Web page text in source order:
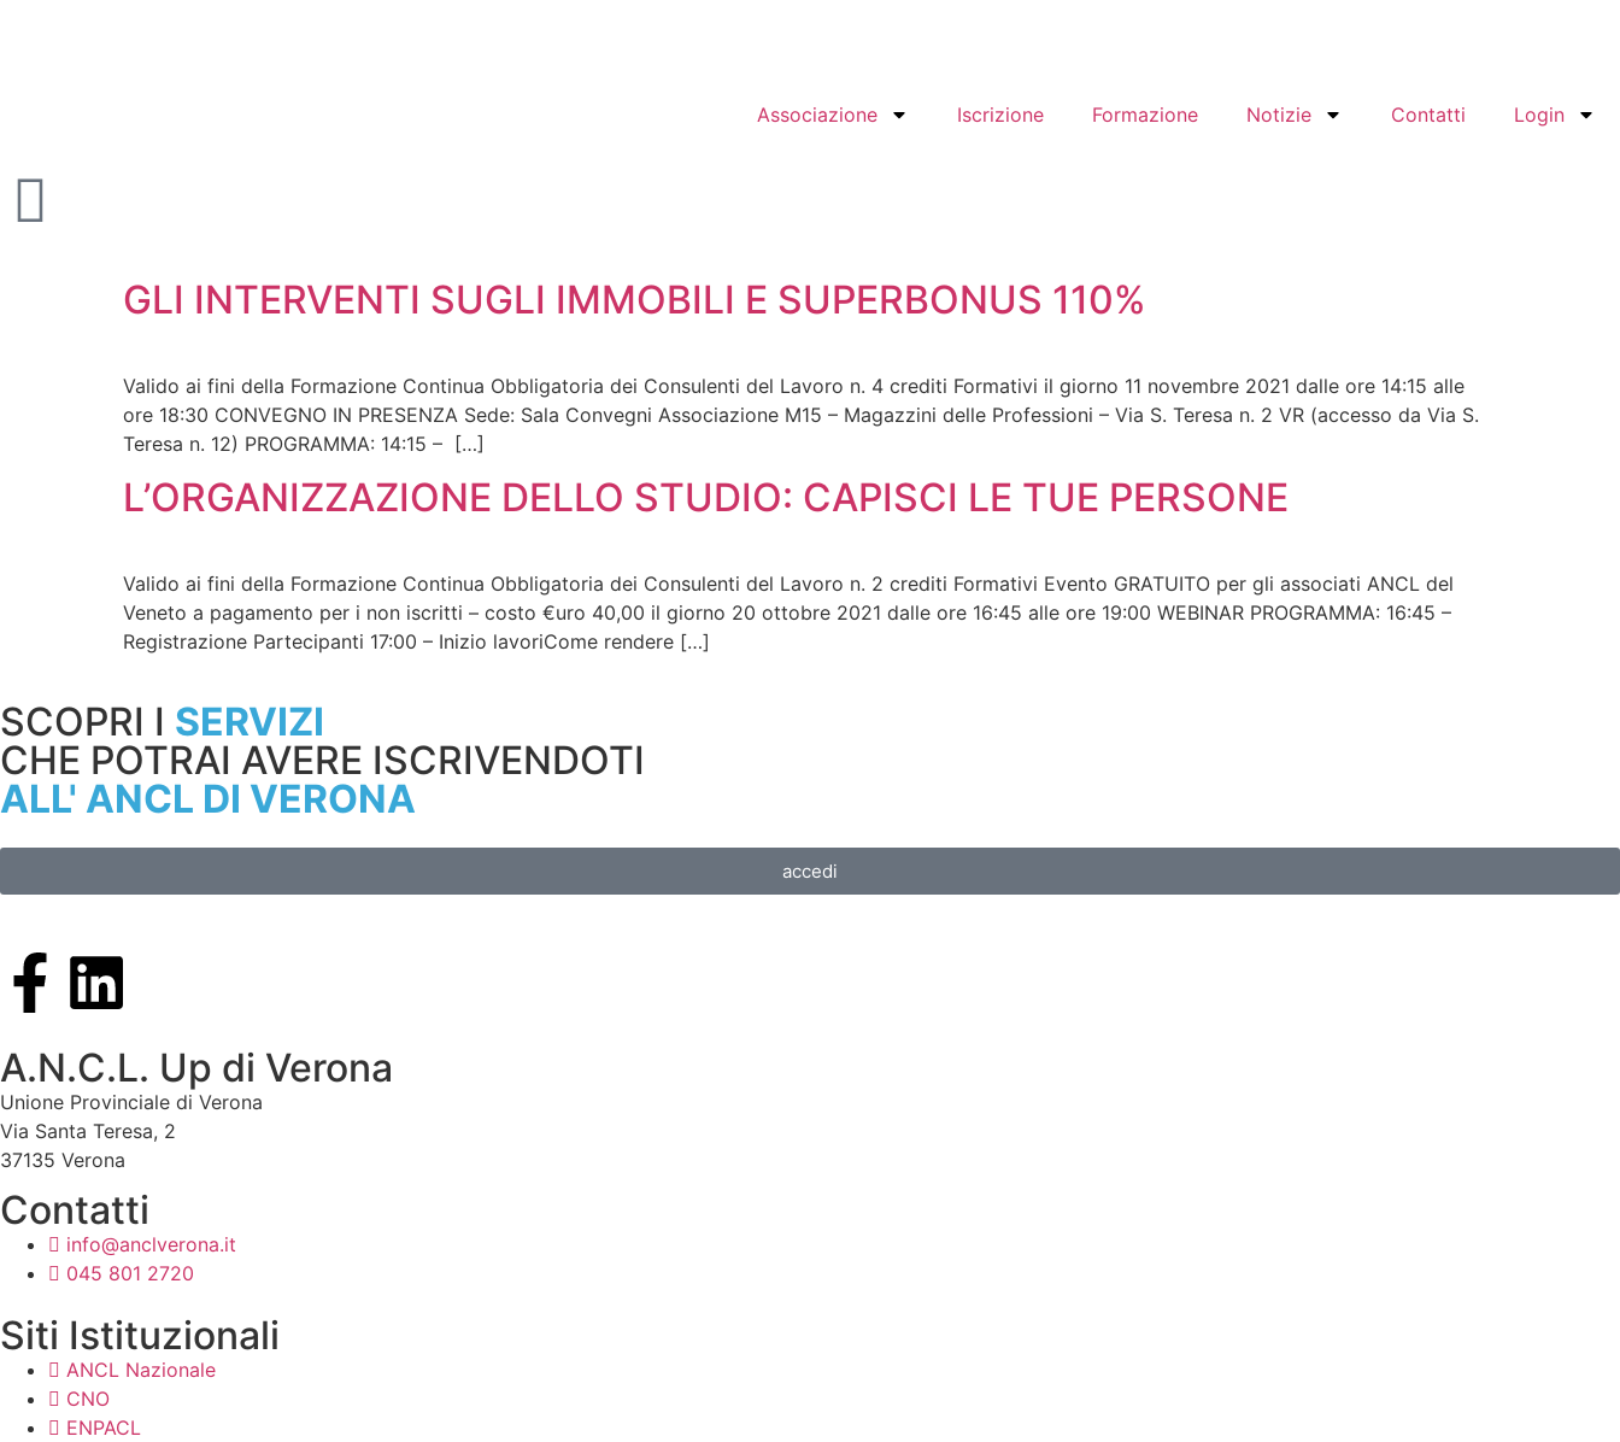
Associazione Iscrizione Formazione Notizie Contatti Login
GLI INTERVENTI SUGLI IMMOBILI E SUPERBONUS 110%
Valido ai fini della Formazione Continua Obbligatoria dei Consulenti del Lavoro n. 4 crediti Formativi il giorno 11 novembre 2021 dalle ore 14:15 alle
ore 18:30 CONVEGNO IN PRESENZA Sede: Sala Convegni Associazione M15 – Magazzini delle Professioni – Via S. Teresa n. 2 VR (accesso da Via S.
Teresa n. 12) PROGRAMMA: 14:15 – […]
L’ORGANIZZAZIONE DELLO STUDIO: CAPISCI LE TUE PERSONE
Valido ai fini della Formazione Continua Obbligatoria dei Consulenti del Lavoro n. 2 crediti Formativi Evento GRATUITO per gli associati ANCL del
Veneto a pagamento per i non iscritti – costo €uro 40,00 il giorno 20 ottobre 2021 dalle ore 16:45 alle ore 19:00 WEBINAR PROGRAMMA: 16:45 –
Registrazione Partecipanti 17:00 – Inizio lavoriCome rendere […]
SCOPRI I SERVIZI
CHE POTRAI AVERE ISCRIVENDOTI
ALL' ANCL DI VERONA
accedi
A.N.C.L. Up di Verona
Unione Provinciale di Verona
Via Santa Teresa, 2
37135 Verona
Contatti
info@anclverona.it
045 801 2720
Siti Istituzionali
ANCL Nazionale
CNO
ENPACL